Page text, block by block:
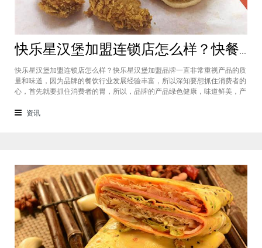
快乐星汉堡加盟连锁店怎么样？快餐店中产品口味如何？
快乐星汉堡加盟连锁店怎么样？快乐星汉堡加盟品牌一直非常重视产品的质
量和味道，因为品牌的餐饮行业发展经验丰富，所以深知要想抓住消费者的
心，首先就要抓住消费者的胃，所以，品牌的产品绿色健康，味道鲜美，产
错，下面就为大家仔细分析一下这个汉堡品牌加盟费多少钱？快乐星汉堡加
资讯